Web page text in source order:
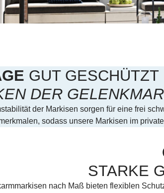
GUT GESCHÜTZT
DER
der Markisen sorgen für eine frei
sodass unsere Markisen im
STARKE
nach Maß bieten flexiblen